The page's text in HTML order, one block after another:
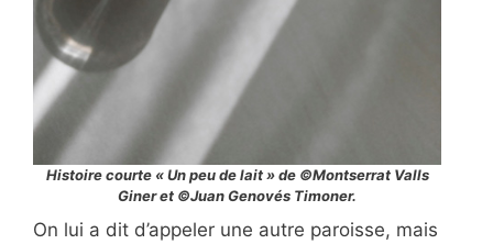
Histoire courte « Un peu de lait » de ©Montserrat Valls
Giner et ©Juan Genovés Timoner.
On lui a dit d’appeler une autre paroisse, mais